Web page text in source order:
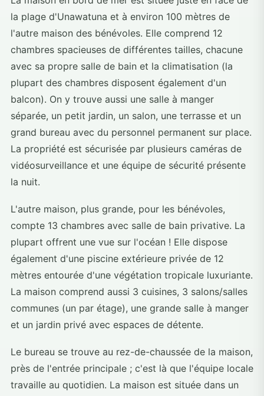
la plage d'Unawatuna et à environ 100 mètres de
l'autre maison des bénévoles. Elle comprend 12
chambres spacieuses de différentes tailles, chacune
avec sa propre salle de bain et la climatisation (la
plupart des chambres disposent également d'un
balcon). On y trouve aussi une salle à manger
séparée, un petit jardin, un salon, une terrasse et un
grand bureau avec du personnel permanent sur place.
La propriété est sécurisée par plusieurs caméras de
vidéosurveillance et une équipe de sécurité présente
la nuit.
L'autre maison, plus grande, pour les bénévoles,
compte 13 chambres avec salle de bain privative. La
plupart offrent une vue sur l'océan ! Elle dispose
également d'une piscine extérieure privée de 12
mètres entourée d'une végétation tropicale luxuriante.
La maison comprend aussi 3 cuisines, 3 salons/salles
communes (un par étage), une grande salle à manger
et un jardin privé avec espaces de détente.
Le bureau se trouve au rez-de-chaussée de la maison,
près de l'entrée principale ; c'est là que l'équipe locale
travaille au quotidien. La maison est située dans un